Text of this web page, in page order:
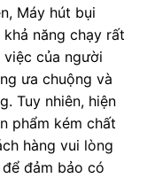
Máy hút bụi
năng chạy rất
của người
ưa chuộng và
Tuy nhiên, hiện
phẩm kém chất
hàng vui lòng
đảm bảo có